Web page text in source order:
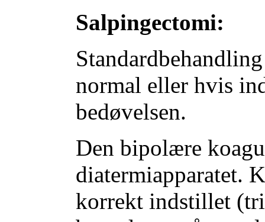
Salpingectomi:
normal eller hvis
bedøvelsen.
Den bipolære
diatermiapparatet.
korrekt indstillet